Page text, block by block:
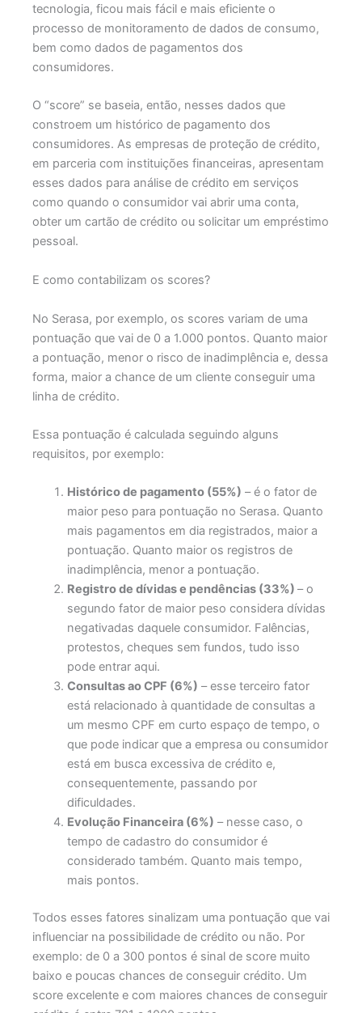
tecnologia, ficou mais fácil e mais eficiente o
processo de monitoramento de dados de consumo,
bem como dados de pagamentos dos
consumidores.
O “score” se baseia, então, nesses dados que
constroem um histórico de pagamento dos
consumidores. As empresas de proteção de crédito,
em parceria com instituições financeiras, apresentam
esses dados para análise de crédito em serviços
como quando o consumidor vai abrir uma conta,
obter um cartão de crédito ou solicitar um empréstimo
pessoal.
E como contabilizam os scores?
No Serasa, por exemplo, os scores variam de uma
pontuação que vai de 0 a 1.000 pontos. Quanto maior
a pontuação, menor o risco de inadimplência e, dessa
forma, maior a chance de um cliente conseguir uma
linha de crédito.
Essa pontuação é calculada seguindo alguns
requisitos, por exemplo:
Histórico de pagamento (55%) – é o fator de
maior peso para pontuação no Serasa. Quanto
mais pagamentos em dia registrados, maior a
pontuação. Quanto maior os registros de
inadimplência, menor a pontuação.
Registro de dívidas e pendências (33%)– o
segundo fator de maior peso considera dívidas
negativadas daquele consumidor. Falências,
protestos, cheques sem fundos, tudo isso
pode entrar aqui.
Consultas ao CPF (6%) – esse terceiro fator
está relacionado à quantidade de consultas a
um mesmo CPF em curto espaço de tempo, o
que pode indicar que a empresa ou consumidor
está em busca excessiva de crédito e,
consequentemente, passando por
dificuldades.
Evolução Financeira (6%) – nesse caso, o
tempo de cadastro do consumidor é
considerado também. Quanto mais tempo,
mais pontos.
Todos esses fatores sinalizam uma pontuação que vai
influenciar na possibilidade de crédito ou não. Por
exemplo: de 0 a 300 pontos é sinal de score muito
baixo e poucas chances de conseguir crédito. Um
score excelente e com maiores chances de conseguir